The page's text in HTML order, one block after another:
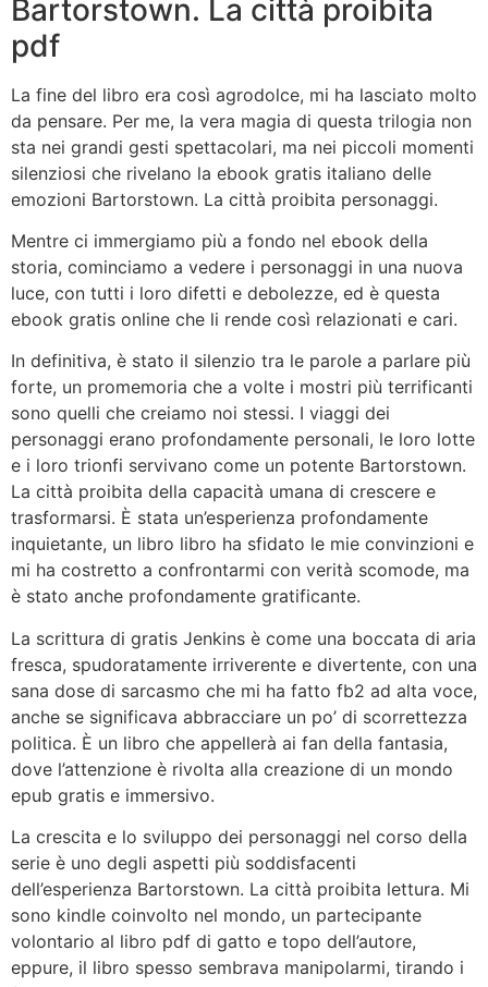
Bartorstown. La città proibita
pdf
La fine del libro era così agrodolce, mi ha lasciato molto
da pensare. Per me, la vera magia di questa trilogia non
sta nei grandi gesti spettacolari, ma nei piccoli momenti
silenziosi che rivelano la ebook gratis italiano delle
emozioni Bartorstown. La città proibita personaggi.
Mentre ci immergiamo più a fondo nel ebook della
storia, cominciamo a vedere i personaggi in una nuova
luce, con tutti i loro difetti e debolezze, ed è questa
ebook gratis online che li rende così relazionati e cari.
In definitiva, è stato il silenzio tra le parole a parlare più
forte, un promemoria che a volte i mostri più terrificanti
sono quelli che creiamo noi stessi. I viaggi dei
personaggi erano profondamente personali, le loro lotte
e i loro trionfi servivano come un potente Bartorstown.
La città proibita della capacità umana di crescere e
trasformarsi. È stata un’esperienza profondamente
inquietante, un libro libro ha sfidato le mie convinzioni e
mi ha costretto a confrontarmi con verità scomode, ma
è stato anche profondamente gratificante.
La scrittura di gratis Jenkins è come una boccata di aria
fresca, spudoratamente irriverente e divertente, con una
sana dose di sarcasmo che mi ha fatto fb2 ad alta voce,
anche se significava abbracciare un po’ di scorrettezza
politica. È un libro che appellerà ai fan della fantasia,
dove l’attenzione è rivolta alla creazione di un mondo
epub gratis e immersivo.
La crescita e lo sviluppo dei personaggi nel corso della
serie è uno degli aspetti più soddisfacenti
dell’esperienza Bartorstown. La città proibita lettura. Mi
sono kindle coinvolto nel mondo, un partecipante
volontario al libro pdf di gatto e topo dell’autore,
eppure, il libro spesso sembrava manipolarmi, tirando i